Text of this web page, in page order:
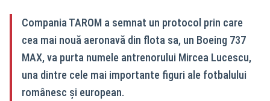
Compania TAROM a semnat un protocol prin care
cea mai nouă aeronavă din flota sa, un Boeing 737
MAX, va purta numele antrenorului Mircea Lucescu,
una dintre cele mai importante figuri ale fotbalului
românesc și european.